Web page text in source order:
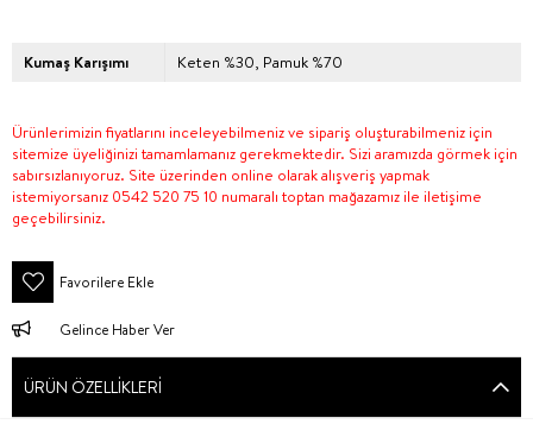
Kumaş Karışımı Keten %30, Pamuk %70
Ürünlerimizin fiyatlarını inceleyebilmeniz ve sipariş oluşturabilmeniz için
sitemize üyeliğinizi tamamlamanız gerekmektedir. Sizi aramızda görmek için
sabırsızlanıyoruz. Site üzerinden online olarak alışveriş yapmak
istemiyorsanız 0542 520 75 10 numaralı toptan mağazamız ile iletişime
geçebilirsiniz.
Favorilere Ekle
Gelince Haber Ver
ÜRÜN ÖZELLIKLERI